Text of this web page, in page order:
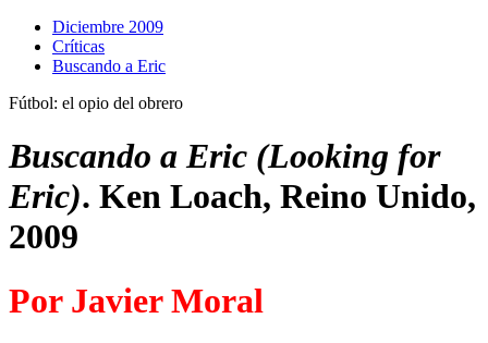
Diciembre 2009
Crí­ticas
Buscando a Eric
Fútbol: el opio del obrero
Buscando a Eric (Looking for
Eric). Ken Loach, Reino Unido,
2009
Por Javier Moral